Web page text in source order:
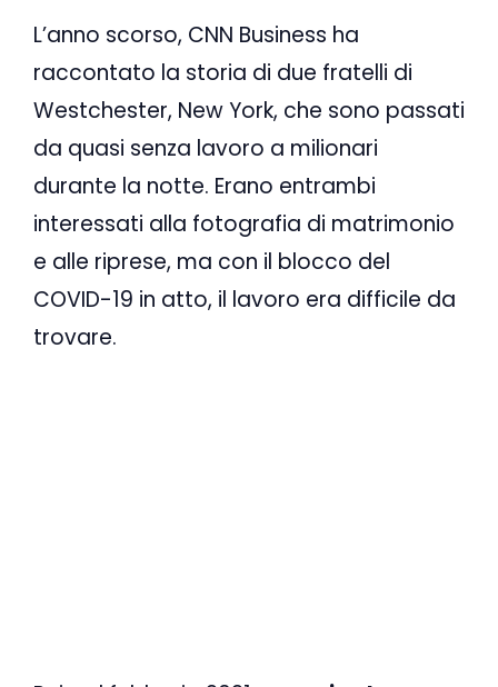
L’anno scorso, CNN Business ha
raccontato la storia di due fratelli di
Westchester, New York, che sono passati
da quasi senza lavoro a milionari
durante la notte. Erano entrambi
interessati alla fotografia di matrimonio
e alle riprese, ma con il blocco del
COVID-19 in atto, il lavoro era difficile da
trovare.